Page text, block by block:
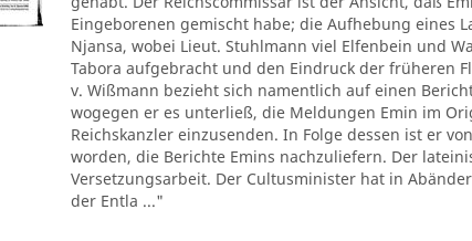
Eingeborenen gemischt habe; die Aufhebung eines
Njansa, wobei Lieut. Stuhlmann viel Elfenbein und
Tabora aufgebracht und den Eindruck der früheren
v. Wißmann bezieht sich namentlich auf einen
wogegen er es unterließ, die Meldungen Emin im
Reichskanzler einzusenden. In Folge dessen ist er
worden, die Berichte Emins nachzuliefern. Der
Versetzungsarbeit. Der Cultusminister hat in
der Entla ..."